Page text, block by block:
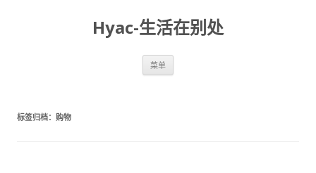
Hyac-生活在别处
菜单
标签归档： 购物